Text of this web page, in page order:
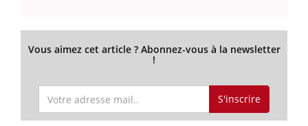
Vous aimez cet article ? Abonnez-vous à la newsletter
!
S'inscrire